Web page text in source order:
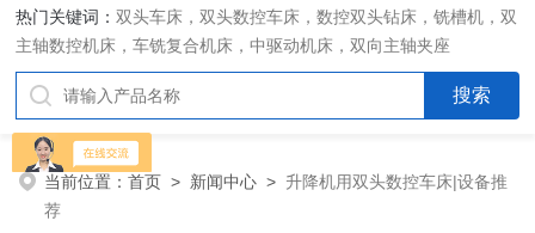
热门关键词：双头车床，双头数控车床，数控双头钻床，铣槽机，双
主轴数控机床，车铣复合机床，中驱动机床，双向主轴夹座
当前位置：首页 > 新闻中心 > 升降机用双头数控车床|设备推
荐